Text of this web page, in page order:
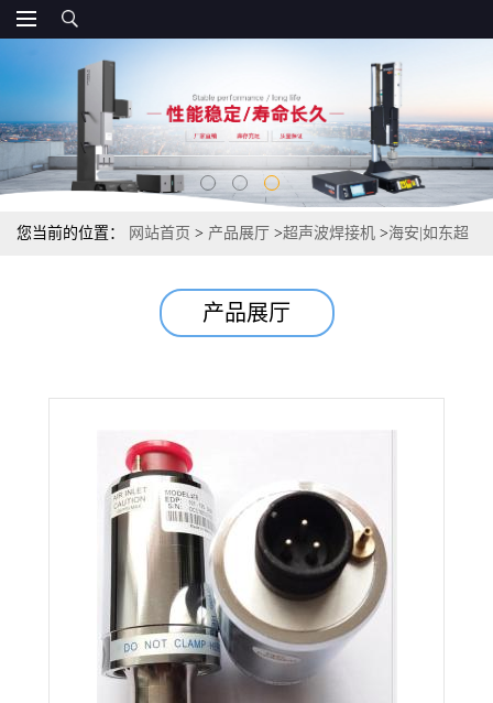
您当前的位置： 网站首页 > 产品展厅 >超声波焊接机 >海安|如东超
产品展厅